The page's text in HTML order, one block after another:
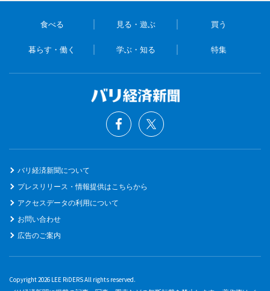
食べる 見る・遊ぶ 買う
暮らす・働く 学ぶ・知る 特集
バリ経済新聞について
プレスリリース・情報提供はこちらから
アクセスデータの利用について
お問い合わせ
広告のご案内
Copyright 2026 LEE RiDERS All rights reserved.